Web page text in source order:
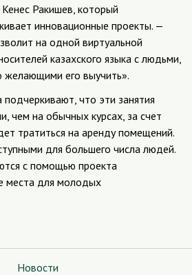
Ракишев, который
инновационные проекты. —
на одной виртуальной
казахского языка с людьми,
его выучить».
подчеркивают, что эти занятия
чем на обычных курсах, за счет
тратиться на аренду помещений.
для большего числа людей.
с помощью проекта
места для молодых
Новости